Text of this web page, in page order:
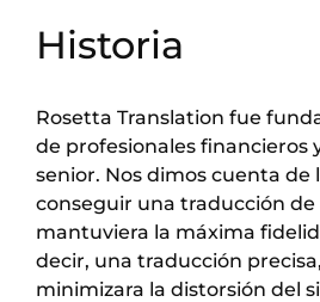
Historia
Rosetta Translation fue
de profesionales financieros
senior. Nos dimos cuenta de
conseguir una traducción
mantuviera la máxima
decir, una traducción
minimizara la distorsión del